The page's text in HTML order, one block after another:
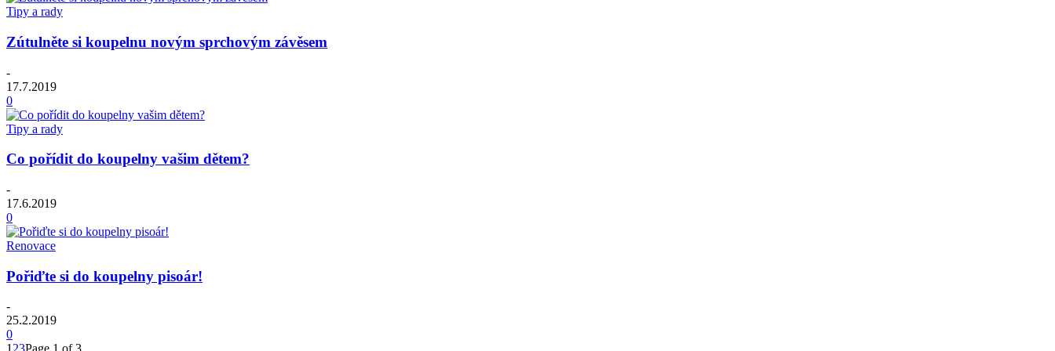
Tipy a rady
Zútulněte si koupelnu novým sprchovým závěsem
-
17.7.2019
0
Tipy a rady
Co pořídit do koupelny vašim dětem?
-
17.6.2019
0
Renovace
Pořiďte si do koupelny pisoár!
-
25.2.2019
0